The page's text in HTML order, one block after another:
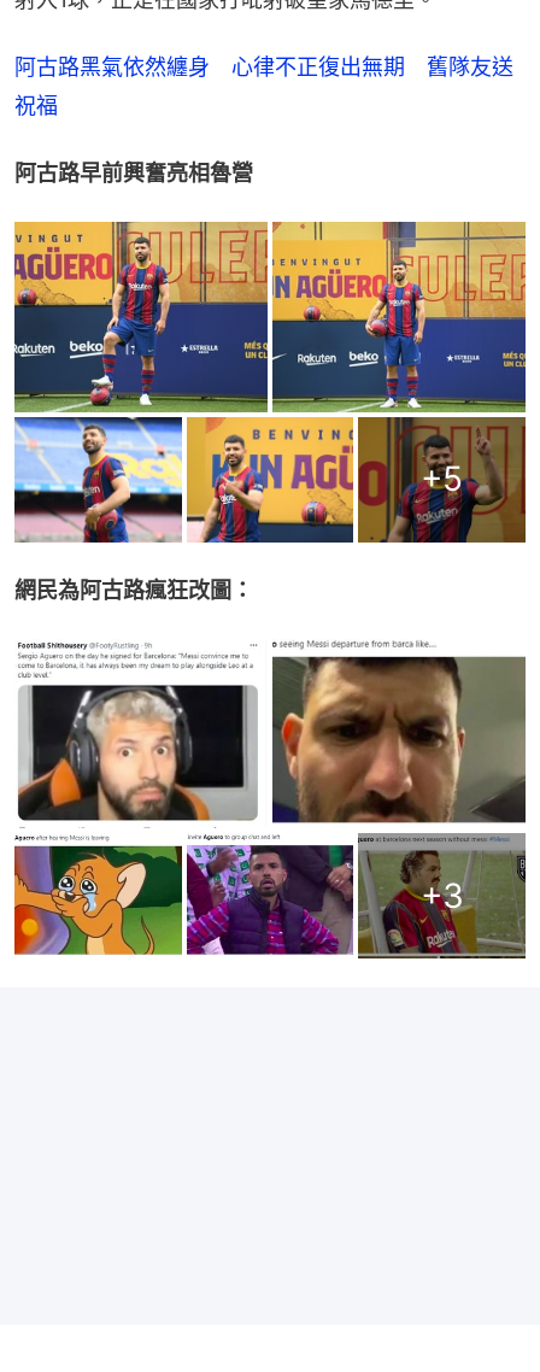
阿古路黑氣依然纏身　心律不正復出無期　舊隊友送
祝福
阿古路早前興奮亮相魯營
+5
網民為阿古路瘋狂改圖：
+3